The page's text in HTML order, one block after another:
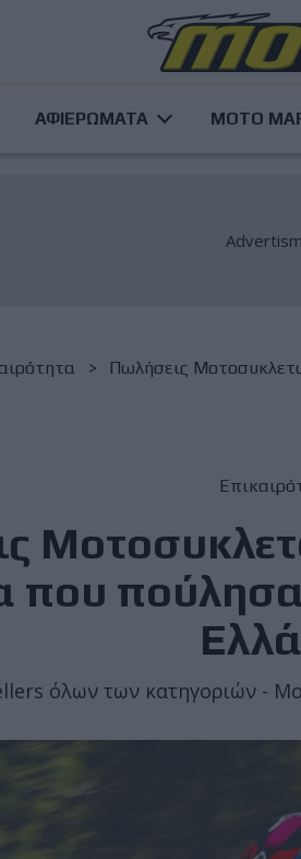
ΑΦΙΕΡΩΜΑΤΑ MOTO
Πωλήσεις
που
όλων των κατηγοριών -